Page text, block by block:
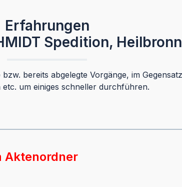
Erfahrungen
Spedition,
bereits abgelegte Vorgänge, im
etc. um einiges schneller durchführen.
Aktenordner